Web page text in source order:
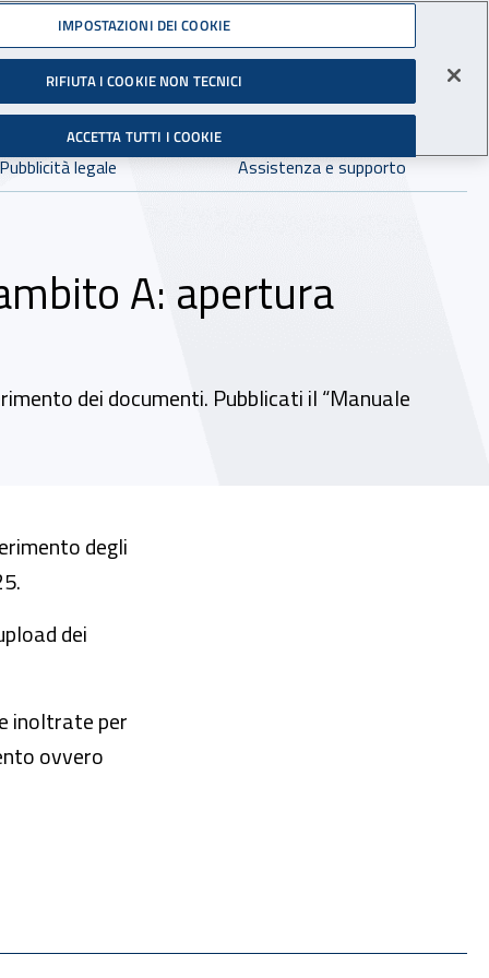
Infortuni sul Lavoro
Facebook - Sito esterno - Apertura in nuova finestra
X - Sito esterno - Apertura in nuova finestra
Instagram - Sito esterno - Apertura in
Linkedin - Sito esterno -
Youtube - Sito esterno -
Tiktok - SitoSpreaker -
Dove cercare:
in:tutto INAIL.it
Pubblicità legale Assistenza e supporto
A: apertura
dei documenti. Pubblicati il “Manuale
degli
dei
inoltrate per
ovvero
IMPOSTAZIONI DEI COOKIE
RIFIUTA I COOKIE NON TECNICI
ACCETTA TUTTI I COOKIE